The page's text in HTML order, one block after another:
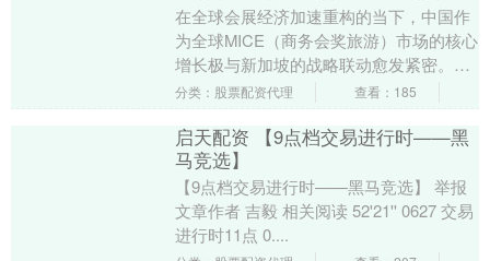
在全球会展经济加速重构的当下，中国作
为全球MICE（商务会奖旅游）市场的核心
增长极与新加坡的战略联动愈发紧密。在
新加坡“旅游业2040”战略中，MICE产业的
分类：股票配资代理 查看：185
启天配资 【9点档交易进行时——黑
马竞选】
【9点档交易进行时——黑马竞选】 举报
文章作者 吉毅 相关阅读 52'21'' 0627 交易
进行时11点 0....